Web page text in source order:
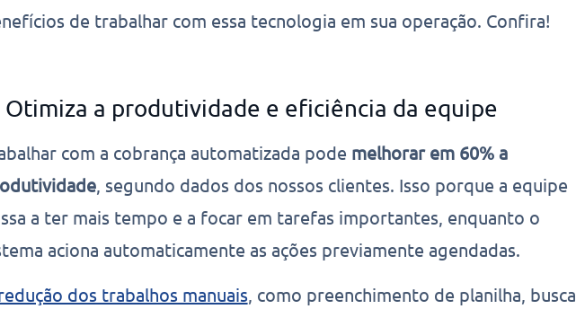
de trabalhar com essa tecnologia em sua operação. Confira!
Otimiza a produtividade e eficiência da equipe
com a cobrança automatizada pode melhorar em 60% a
, segundo dados dos nossos clientes. Isso porque a equipe
a ter mais tempo e a focar em tarefas importantes, enquanto o
aciona automaticamente as ações previamente agendadas.
dos trabalhos manuais, como preenchimento de planilha, busca